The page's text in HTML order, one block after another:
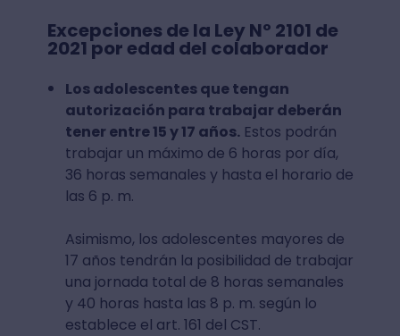
Excepciones de la Ley Nº 2101 de
2021 por edad del colaborador
Los adolescentes que tengan
autorización para trabajar deberán
tener entre 15 y 17 años.Estos podrán
trabajar un máximo de 6 horas por día,
36 horas semanales y hasta el horario de
las 6 p. m.
Asimismo, los adolescentes mayores de
17 años tendrán la posibilidad de trabajar
una jornada total de 8 horas semanales
y 40 horas hasta las 8 p. m. según lo
establece el art. 161 del CST.